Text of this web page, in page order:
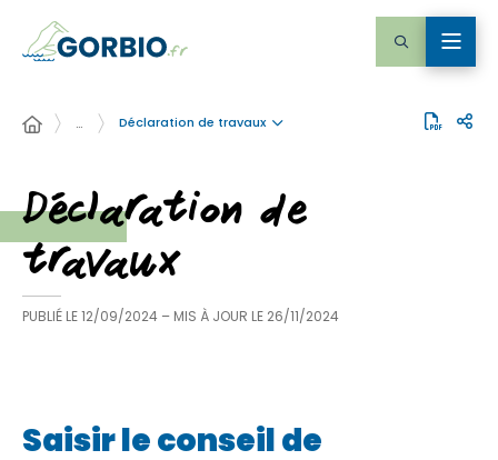
… Déclaration de travaux
Déclaration de
travaux
PUBLIÉ LE12/09/2024 – MIS À JOUR LE 26/11/2024
Saisir le conseil de